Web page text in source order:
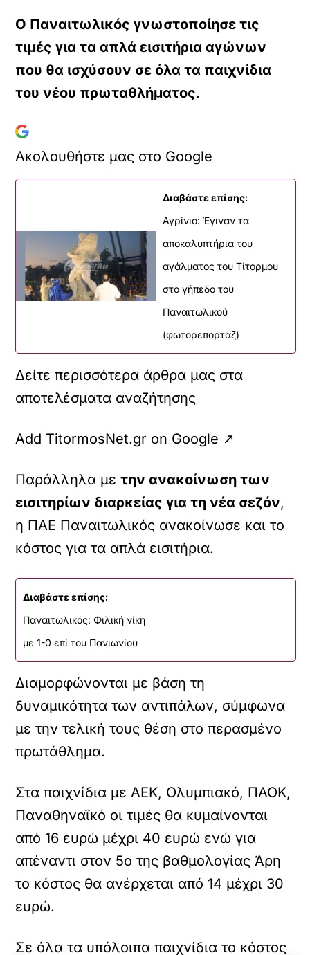
Ο Παναιτωλικός γνωστοποίησε τις
τιμές για τα απλά εισιτήρια αγώνων
που θα ισχύσουν σε όλα τα παιχνίδια
του νέου πρωταθλήματος.
Ακολουθήστε μας στο Google
Διαβάστε επίσης:
Αγρίνιο: Έγιναν τα
αποκαλυπτήρια του
αγάλματος του Τίτορμου
στο γήπεδο του
Παναιτωλικού
(φωτορεπορτάζ)
Δείτε περισσότερα άρθρα μας στα
αποτελέσματα αναζήτησης
Add TitormosNet.gr on Google ↗
Παράλληλα μετην ανακοίνωση των
εισιτηρίων διαρκείας για τη νέα σεζόν,
η ΠΑΕ Παναιτωλικός ανακοίνωσε και το
κόστος για τα απλά εισιτήρια.
Διαβάστε επίσης:
Παναιτωλικός: Φιλική νίκη
με 1-0 επί του Πανιωνίου
Διαμορφώνονται με βάση τη
δυναμικότητα των αντιπάλων, σύμφωνα
με την τελική τους θέση στο περασμένο
πρωτάθλημα.
Στα παιχνίδια με ΑΕΚ, Ολυμπιακό, ΠΑΟΚ,
Παναθηναϊκό οι τιμές θα κυμαίνονται
από 16 ευρώ μέχρι 40 ευρώ ενώ για
απέναντι στον 5ο της βαθμολογίας Άρη
το κόστος θα ανέρχεται από 14 μέχρι 30
ευρώ.
Σε όλα τα υπόλοιπα παιχνίδια το κόστος